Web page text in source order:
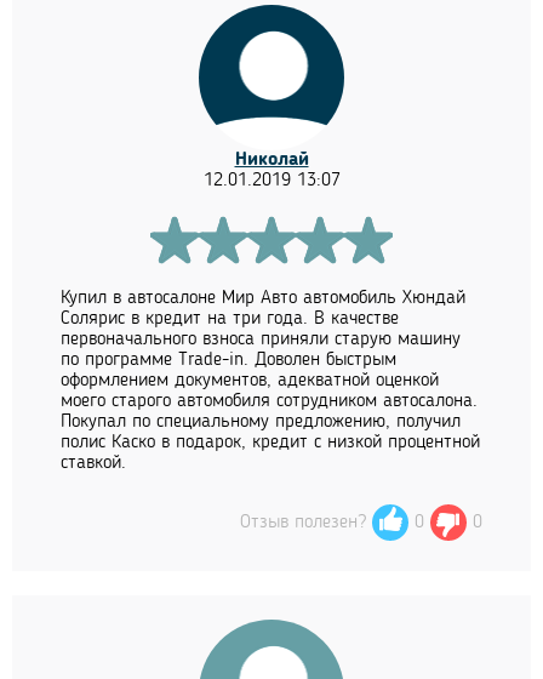
Николай
12.01.2019 13:07
Купил в автосалоне Мир Авто автомобиль Хюндай
Солярис в кредит на три года. В качестве
первоначального взноса приняли старую машину
по программе Trade-in. Доволен быстрым
оформлением документов, адекватной оценкой
моего старого автомобиля сотрудником автосалона.
Покупал по специальному предложению, получил
полис Каско в подарок, кредит с низкой процентной
ставкой.
Отзыв полезен? 0 0